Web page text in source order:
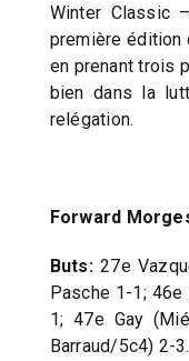
Winter Classic
première édition
en prenant trois
bien dans la
relégation.
Forward
Buts:27e
Pasche 1-1; 46e
1; 47e Gay
Barraud/5c4) 2-3.